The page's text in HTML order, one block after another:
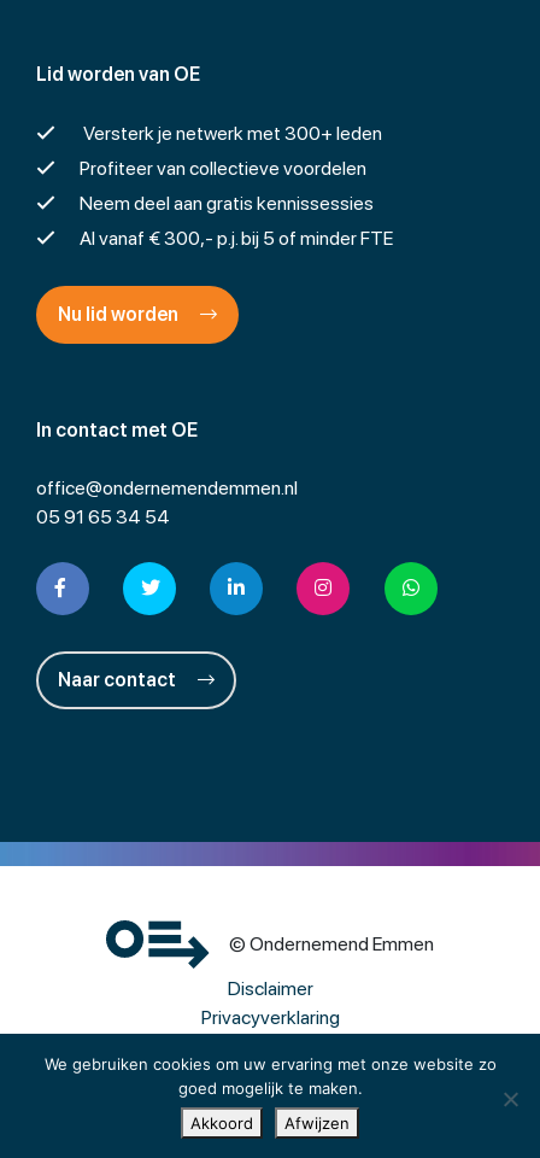
We gebruiken cookies om uw ervaring met onze website zo
goed mogelijk te maken.
Akkoord
Afwijzen
In contact met OE
office@ondernemendemmen.nl
05 91 65 34 54
Naar contact
Lid worden van OE
Versterk je netwerk met 300+ leden
Profiteer van collectieve voordelen
Neem deel aan gratis kennissessies
Al vanaf € 300,- p.j. bij 5 of minder FTE
Nu lid worden
© Ondernemend Emmen
Disclaimer
Privacyverklaring
Een wwwebsite van Webba